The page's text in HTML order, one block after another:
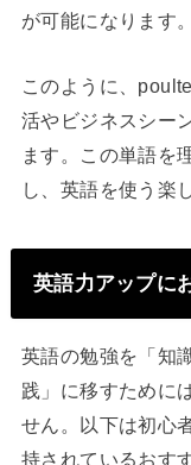
が可能になります。
このように、
活やビジネスシー
ます。この単語を
し、英語を使う楽
英語力アップに
英語の勉強を「知
践」に移すために
せん。以下は初心
持されているおす